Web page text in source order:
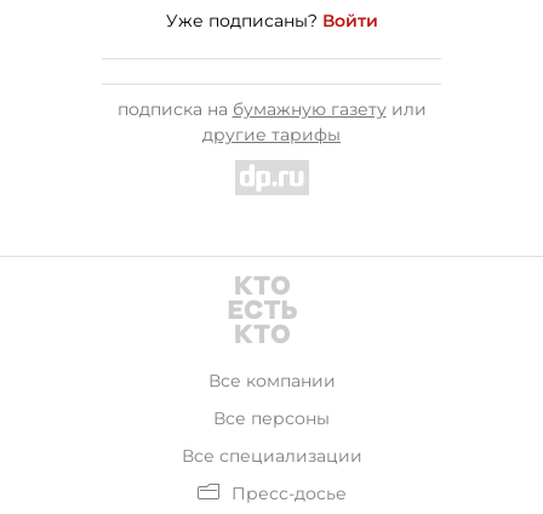
Уже подписаны? Войти
подписка на бумажную газетуили
другие тарифы
Все компании
Все персоны
Все специализации
Пресс-досье